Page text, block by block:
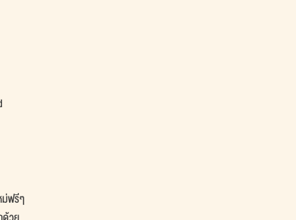
ฟรีๆ